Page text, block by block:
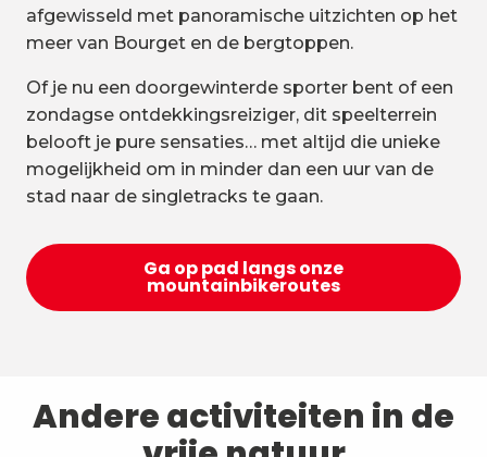
afgewisseld met panoramische uitzichten op het
meer van Bourget en de bergtoppen.
Of je nu een doorgewinterde sporter bent of een
zondagse ontdekkingsreiziger, dit speelterrein
belooft je pure sensaties… met altijd die unieke
mogelijkheid om in minder dan een uur van de
stad naar de singletracks te gaan.
Ga op pad langs onze
mountainbikeroutes
Andere activiteiten in de